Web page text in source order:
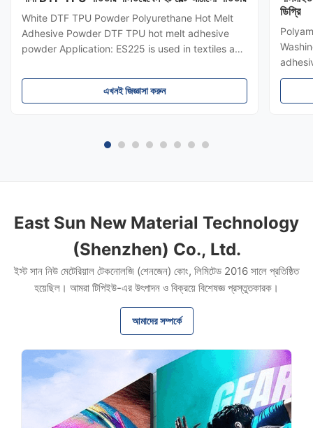
White DTF TPU Powder Polyurethane Hot Melt
Adhesive Powder DTF TPU hot melt adhesive
powder Application: ES225 is used in textiles and
paste, flocking paste and bronzing paste. DTF
TPU hot melt adhesive powder Product
এখনই জিজ্ঞাসা করুন
ডিগ্রি
East Sun New Material Technology
(Shenzhen) Co., Ltd.
ইস্ট সান নিউ মেটেরিয়াল টেকনোলজি (শেনজেন) কোং, লিমিটেড 2016 সালে প্রতিষ্ঠিত
হয়েছিল। আমরা টিপিইউ-এর উৎপাদন ও বিক্রয়ে বিশেষজ্ঞ প্রস্তুতকারক।
আমাদের সম্পর্কে